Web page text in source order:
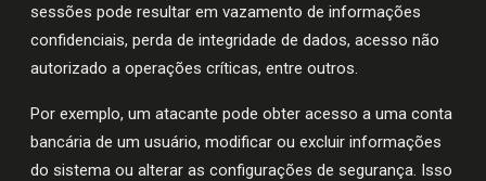
sessões pode resultar em vazamento de informações
confidenciais, perda de integridade de dados, acesso não
autorizado a operações críticas, entre outros.
Por exemplo, um atacante pode obter acesso a uma conta
bancária de um usuário, modificar ou excluir informações
do sistema ou alterar as configurações de segurança. Isso